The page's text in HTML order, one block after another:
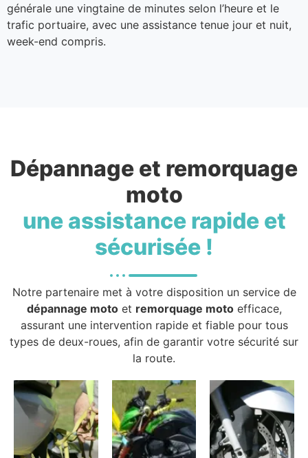
générale une vingtaine de minutes selon l’heure et le
trafic portuaire, avec une assistance tenue jour et nuit,
week-end compris.
Dépannage et remorquage
moto
une assistance rapide et
sécurisée !
Notre partenaire met à votre disposition un service de
dépannage motoet remorquage motoefficace,
assurant une intervention rapide et fiable pour tous
types de deux-roues, afin de garantir votre sécurité sur
la route.